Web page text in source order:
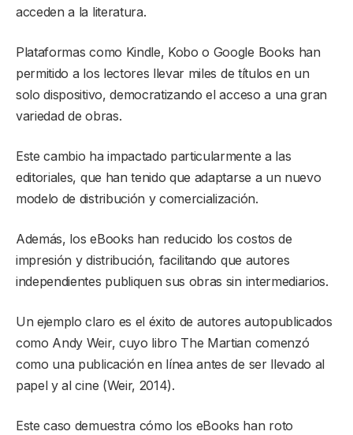
acceden a la literatura.
Plataformas como Kindle, Kobo o Google Books han
permitido a los lectores llevar miles de títulos en un
solo dispositivo, democratizando el acceso a una gran
variedad de obras.
Este cambio ha impactado particularmente a las
editoriales, que han tenido que adaptarse a un nuevo
modelo de distribución y comercialización.
Además, los eBooks han reducido los costos de
impresión y distribución, facilitando que autores
independientes publiquen sus obras sin intermediarios.
Un ejemplo claro es el éxito de autores autopublicados
como Andy Weir, cuyo libro The Martian comenzó
como una publicación en línea antes de ser llevado al
papel y al cine (Weir, 2014).
Este caso demuestra cómo los eBooks han roto